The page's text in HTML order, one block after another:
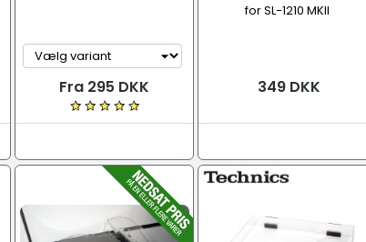
Fra 295 DKK
for SL-1210 MKII
349 DKK